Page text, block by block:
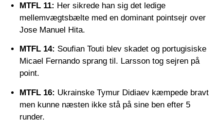
MTFL 11: Her sikrede han sig det ledige
mellemvægtsbælte med en dominant pointsejr over
Jose Manuel Hita.
MTFL 14: Soufian Touti blev skadet og portugisiske
Micael Fernando sprang til. Larsson tog sejren på
point.
MTFL 16: Ukrainske Tymur Didiaev kæmpede bravt
men kunne næsten ikke stå på sine ben efter 5
runder.